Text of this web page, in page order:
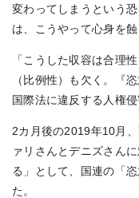
変わってしまうという
は、こうやって心身を蝕
「こうした収容は合理
（比例性）も欠く。『
国際法に違反する人権
2カ月後の2019年10月
ァリさんとデニズさん
る」として、国連の「
た。